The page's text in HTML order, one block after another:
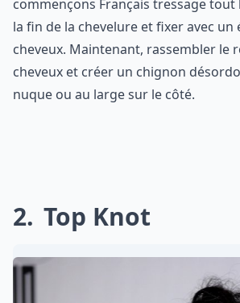
commençons Français tressage tout
la fin de la chevelure et fixer avec un
cheveux. Maintenant, rassembler le
cheveux et créer un chignon
nuque ou au large sur le côté.
2 Top Knot